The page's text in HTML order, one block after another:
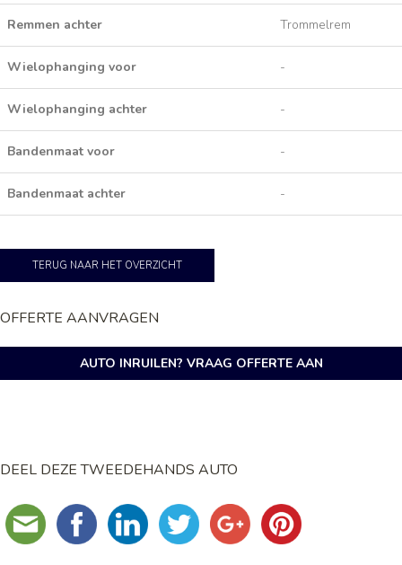
Remmen achter Trommelrem
Wielophanging voor -
Wielophanging achter -
Bandenmaat voor -
Bandenmaat achter -
TERUG NAAR HET OVERZICHT
OFFERTE AANVRAGEN
AUTO INRUILEN? VRAAG OFFERTE AAN
DEEL DEZE TWEEDEHANDS AUTO